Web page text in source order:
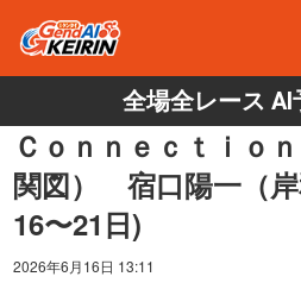
全場全レース AI
Ｃｏｎｎｅｃｔｉｏ
関図） 宿口陽一（
16〜21日)
2026年6月16日 13:11